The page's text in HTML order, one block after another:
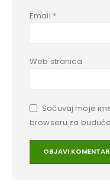
Email *
Web stranica
Sačuvaj moje
browseru za